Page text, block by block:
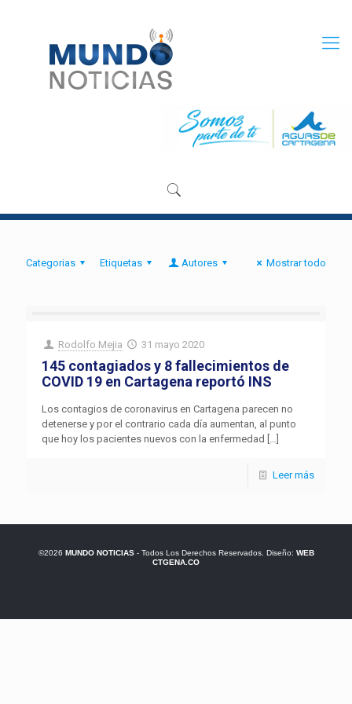
Categorias Etiquetas Autores Mostrar todo
Rodolfo Mejia 31 mayo 2020
145 contagiados y 8 fallecimientos de
COVID 19 en Cartagena reportó INS
Los contagios de coronavirus en Cartagena parecen no
detenerse y por el contrario cada día aumentan, al punto
que hoy los pacientes nuevos con la enfermedad […]
Leer más
©2026 MUNDO NOTICIAS- Todos Los Derechos Reservados. Diseño: WEB
CTGENA.CO